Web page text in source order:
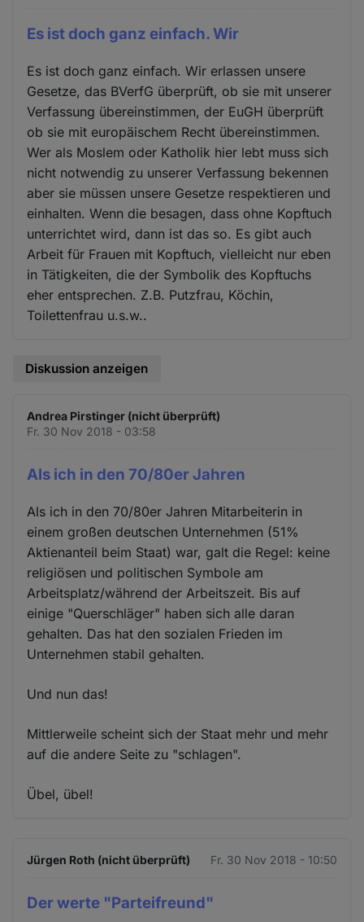
Es ist doch ganz einfach. Wir
Es ist doch ganz einfach. Wir erlassen unsere
Gesetze, das BVerfG überprüft, ob sie mit unserer
Verfassung übereinstimmen, der EuGH überprüft
ob sie mit europäischem Recht übereinstimmen.
Wer als Moslem oder Katholik hier lebt muss sich
nicht notwendig zu unserer Verfassung bekennen
aber sie müssen unsere Gesetze respektieren und
einhalten. Wenn die besagen, dass ohne Kopftuch
unterrichtet wird, dann ist das so. Es gibt auch
Arbeit für Frauen mit Kopftuch, vielleicht nur eben
in Tätigkeiten, die der Symbolik des Kopftuchs
eher entsprechen. Z.B. Putzfrau, Köchin,
Toilettenfrau u.s.w..
Diskussion anzeigen
Andrea Pirstinger (nicht überprüft)
Fr. 30 Nov 2018 - 03:58
Als ich in den 70/80er Jahren
Als ich in den 70/80er Jahren Mitarbeiterin in
einem großen deutschen Unternehmen (51%
Aktienanteil beim Staat) war, galt die Regel: keine
religiösen und politischen Symbole am
Arbeitsplatz/während der Arbeitszeit. Bis auf
einige "Querschläger" haben sich alle daran
gehalten. Das hat den sozialen Frieden im
Unternehmen stabil gehalten.
Und nun das!
Mittlerweile scheint sich der Staat mehr und mehr
auf die andere Seite zu "schlagen".
Übel, übel!
Jürgen Roth (nicht überprüft) Fr. 30 Nov 2018 - 10:50
Der werte "Parteifreund"